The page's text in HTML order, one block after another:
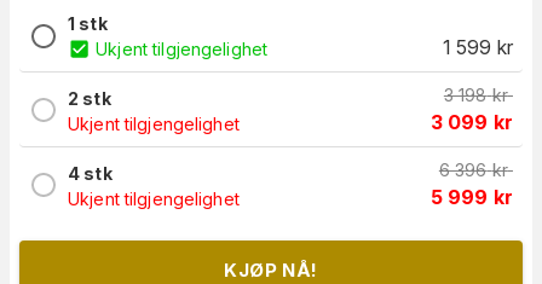
1 stk
Ukjent tilgjengelighet
1 599 kr
2 stk
Ukjent tilgjengelighet
3 198 kr
3 099 kr
4 stk
Ukjent tilgjengelighet
6 396 kr
5 999 kr
KJØP NÅ!